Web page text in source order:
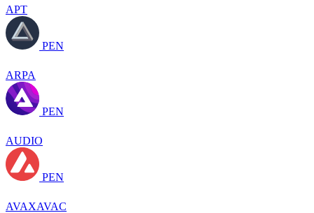
APT
PEN
ARPA
PEN
AUDIO
PEN
AVAXAVAC